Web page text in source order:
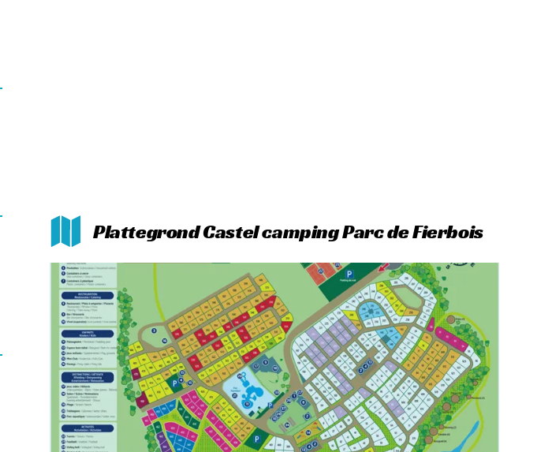
Plattegrond Castel camping Parc de Fierbois